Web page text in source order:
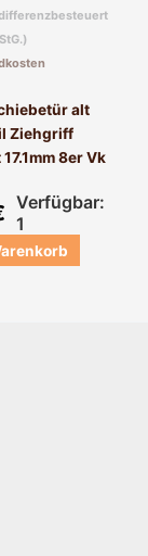
alt
Ziehgriff
8er Vk
Verfügbar:
1